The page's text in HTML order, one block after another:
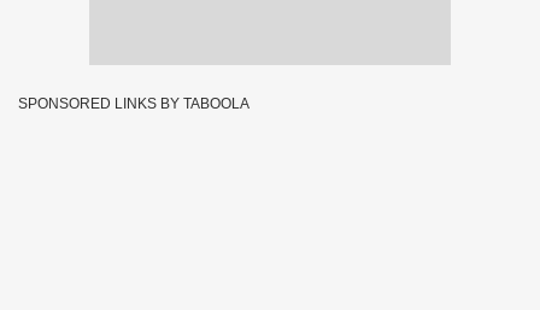
SPONSORED LINKS BY TABOOLA